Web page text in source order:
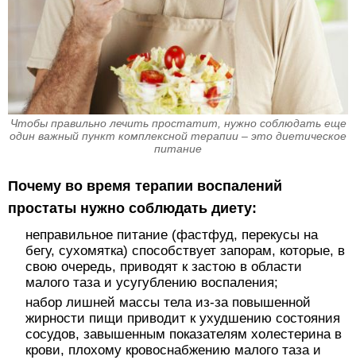
Чтобы правильно лечить простатит, нужно соблюдать еще
один важный пункт комплексной терапии – это диетическое
питание
Почему во время терапии воспалений
простаты нужно соблюдать диету:
неправильное питание (фастфуд, перекусы на
бегу, сухомятка) способствует запорам, которые, в
свою очередь, приводят к застою в области
малого таза и усугублению воспаления;
набор лишней массы тела из-за повышенной
жирности пищи приводит к ухудшению состояния
сосудов, завышенным показателям холестерина в
крови, плохому кровоснабжению малого таза и